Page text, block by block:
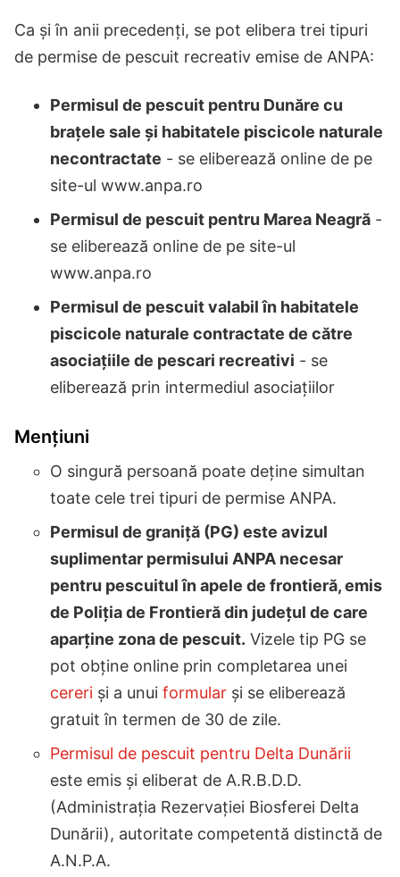
Ca și în anii precedenți, se pot elibera trei tipuri
de permise de pescuit recreativ emise de ANPA:
Permisul de pescuit pentru Dunăre cu
brațele sale și habitatele piscicole naturale
necontractate - se eliberează online de pe
site-ul www.anpa.ro
Permisul de pescuit pentru Marea Neagră -
se eliberează online de pe site-ul
www.anpa.ro
Permisul de pescuit valabil în habitatele
piscicole naturale contractate de către
asociațiile de pescari recreativi - se
eliberează prin intermediul asociațiilor
Mențiuni
O singură persoană poate deține simultan
toate cele trei tipuri de permise ANPA.
Permisul de graniță (PG) este avizul
suplimentar permisului ANPA necesar
pentru pescuitul în apele de frontieră, emis
de Poliția de Frontieră din județul de care
aparține zona de pescuit. Vizele tip PG se
pot obține online prin completarea unei
cereri și a unui formular și se eliberează
gratuit în termen de 30 de zile.
Permisul de pescuit pentru Delta Dunării
este emis și eliberat de A.R.B.D.D.
(Administrația Rezervației Biosferei Delta
Dunării), autoritate competentă distinctă de
A.N.P.A.